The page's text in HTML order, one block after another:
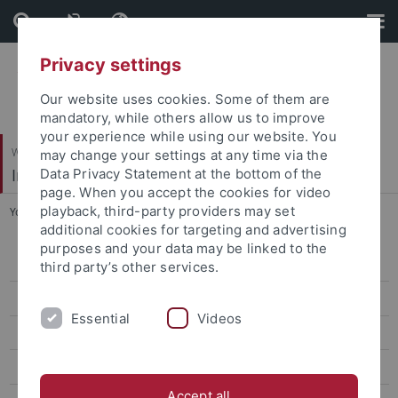
Skip
to
content
Skip
to
footer
Wirtschafts- und Sozialwissenschaftliche Fakultät
Institut für Erziehungswissenschaft
You are here: Startseite ... Sozialpädagogiktag 2012
Personal
Masterstudiengang
Privacy settings
Our website uses cookies. Some of them are
mandatory, while others allow us to improve
your experience while using our website. You
may change your settings at any time via the
Data Privacy Statement at the bottom of the
page. When you accept the cookies for video
playback, third-party providers may set
additional cookies for targeting and advertising
purposes and your data may be linked to the
third party’s other services.
Essential Videos